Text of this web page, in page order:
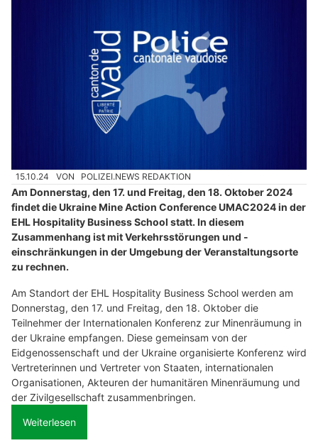
15.10.24 VON POLIZEI.NEWS REDAKTION
Am Donnerstag, den 17. und Freitag, den 18. Oktober 2024
findet die Ukraine Mine Action Conference UMAC2024 in der
EHL Hospitality Business School statt. In diesem
Zusammenhang ist mit Verkehrsstörungen und -
einschränkungen in der Umgebung der Veranstaltungsorte
zu rechnen.
Am Standort der EHL Hospitality Business School werden am
Donnerstag, den 17. und Freitag, den 18. Oktober die
Teilnehmer der Internationalen Konferenz zur Minenräumung in
der Ukraine empfangen. Diese gemeinsam von der
Eidgenossenschaft und der Ukraine organisierte Konferenz wird
Vertreterinnen und Vertreter von Staaten, internationalen
Organisationen, Akteuren der humanitären Minenräumung und
der Zivilgesellschaft zusammenbringen.
Weiterlesen